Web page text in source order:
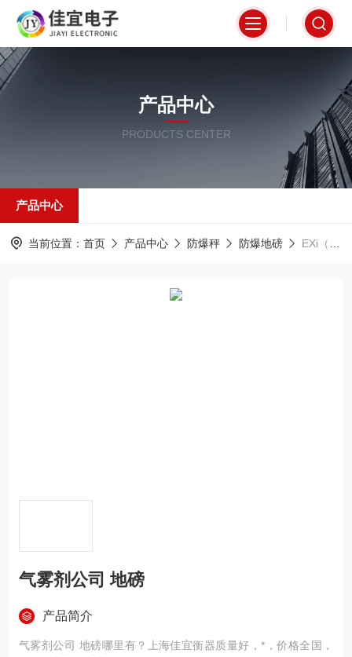
产品中心
PRODUCTS CENTER
产品中心
当前位置： 首页 产品中心 防爆秤 防爆地磅 EXi（a）b II CT6气雾剂公司 地磅
气雾剂公司 地磅
产品简介
气雾剂公司 地磅哪里有？上海佳宜衡器质量好，*，价格全国，